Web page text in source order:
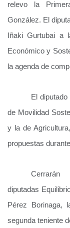
relevo la
González. El
Iñaki Gurtubai a
Económico y
la agenda de
El
de Movilidad
y la de
propuestas
diputadas
Pérez Borinaga, l
segunda teniente